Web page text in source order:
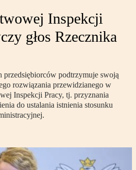
Inspekcji
głos Rzecznika
przedsiębiorców podtrzymuje swoją
rozwiązania przewidzianego w
Inspekcji Pracy, tj. przyznania
do ustalania istnienia stosunku